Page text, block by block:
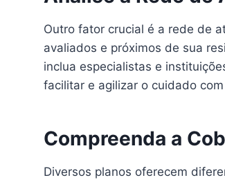
Outro fator crucial é a rede de
avaliados e próximos de sua
inclua especialistas e
facilitar e agilizar o cuidado
Compreenda a
Diversos planos oferecem